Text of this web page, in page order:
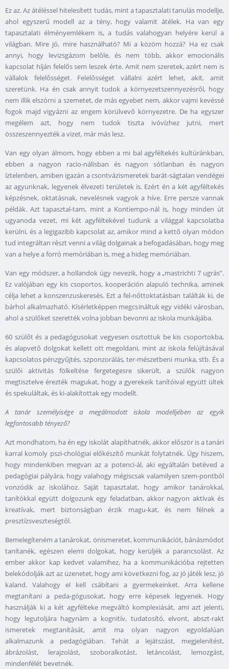
Ez az. Az átéléssel hitelesített tudás, mint a tapasztalati tanulás modellje,
ahol egyszerű modell az a tény, hogy valamit átélek. Ha van egy
tapasztalati élményemlékem is, a tudás valahogyan helyére kerül a
világban. Mire jó, mire használható? Mi a közöm hozzá? Ha ez csak
annyi, hogy levizsgázom belőle, és nem több, akkor emocionális
kapcsolat híján felelős sem leszek érte. Amit nem szeretek, azért nem is
vállalok felelősséget. Felelősséget vállalni azért lehet, akit, amit
szeretünk. Ha én csak annyit tudok a környezetszennyezésről, hogy
nem illik elszórni a szemetet, de más egyebet nem, akkor vajmi kevéssé
fogok majd vigyázni az engem körülvevő környezetre. De ha egyszer
megélem azt, hogy nem tudok tiszta ivóvízhez jutni, mert
összeszennyezték a vizet, már más lesz.
Van egy olyan álmom, hogy ebben a mi bal agyféltekés kultúránkban,
ebben a nagyon racio-nálisban és nagyon sótlanban és nagyon
íztelenben, amiben igazán a csontvázismeretek barát-ságtalan vendégei
az agyunknak, legyenek élvezeti területek is. Ezért én a két agyféltekés
képzésnek, oktatásnak, nevelésnek vagyok a híve. Erre persze vannak
példák. Azt tapasztal-tam, mint a Kontiempo-nál is, hogy minden út
ugyanoda vezet, mi két agyféltekével tudunk a világgal kapcsolatba
kerülni, és a legigazibb kapcsolat az, amikor mind a kettő olyan módon
tud integráltan részt venni a világ dolgainak a befogadásában, hogy meg
van a helye a forró memóriában is, meg a hideg memóriában.
Van egy módszer, a hollandok úgy nevezik, hogy a „mastrichti 7 ugrás”.
Ez valójában egy kis csoportos, kooperáción alapuló technika, aminek
célja lehet a konszenzuskeresés. Ezt a fel-nőttoktatásban találták ki, de
bárhol alkalmazható. Kísérletképpen megcsináltuk egy vidéki városban,
ahol a szülőket szerették volna jobban bevonni az iskola munkájába.
60 szülőt és a pedagógusokat vegyesen osztottuk be kis csoportokba,
és alapvető dolgokat kellett ott megoldani, mint az iskola felújításával
kapcsolatos pénzgyűjtés, szponzorálás, ter-mészetbeni munka, stb. És a
szülői aktivitás fölkeltése fergetegesre sikerült, a szülők nagyon
megtisztelve érezték magukat, hogy a gyerekeik tanítóival együtt ültek
és spekuláltak, és ki-alakítottak egy modellt.
A tanár személyisége a megálmodott iskola modelljében az egyik
legfontosabb tényező?
Azt mondhatom, ha én egy iskolát alapíthatnék, akkor először is a tanári
karral komoly pszi-chológiai előkészítő munkát folytatnék. Úgy hiszem,
hogy mindenkiben megvan az a potenci-ál, aki egyáltalán betéved a
pedagógiai pályára, hogy valahogy mégiscsak valamilyen szem-pontból
vonzódik az iskolához. Saját tapasztalat, hogy amikor tanárokkal,
tanítókkal együtt dolgozunk egy feladatban, akkor nagyon aktívak és
kreatívak, mert biztonságban érzik magu-kat, és nem félnek a
presztízsveszteségtől.
Bemelegíteném a tanárokat, önismeretet, kommunikációt, bánásmódot
tanítanék, egészen elemi dolgokat, hogy kerüljék a parancsolást. Az
ember akkor kap kedvet valamihez, ha a kommunikációba rejtetten
belekódolják azt az üzenetet, hogy ami következni fog, az jó játék lesz, jó
kaland. Valahogy el kell csábítani a gyermekeinket. Arra kellene
megtanítani a peda-gógusokat, hogy erre képesek legyenek. Hogy
használják ki a két agyfélteke megváltó komplexiását, ami azt jelenti,
hogy legutoljára hagynám a kognitív, tudatosító, elvont, abszt-rakt
ismeretek megtanítását, amit ma olyan nagyon egyoldalúan
alkalmazunk a pedagógiában. Tehát a lejátszást, megjelenítést,
ábrázolást, lerajzolást, szoboralkotást, letáncolást, lemozgást,
mindenfélét bevetnék.